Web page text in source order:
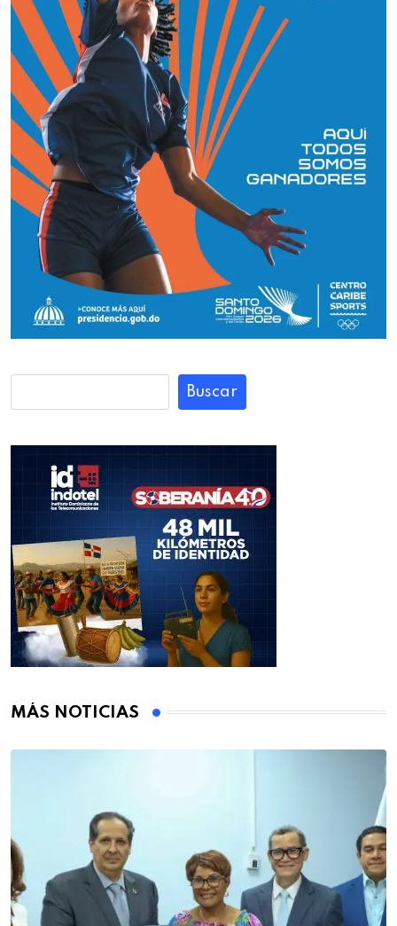
Buscar
MÁS NOTICIAS